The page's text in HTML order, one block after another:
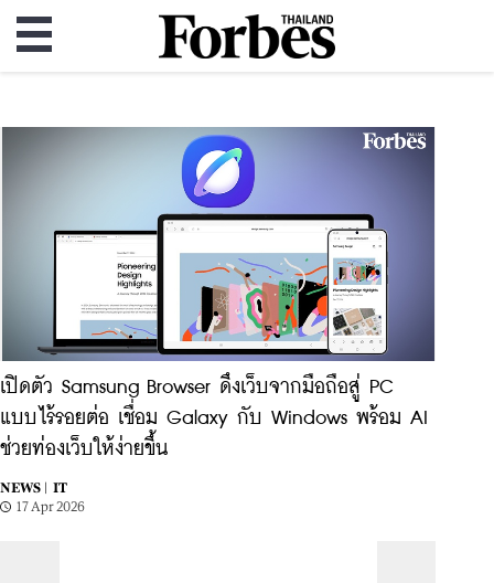
เปิดตัว Samsung Browser ดึงเว็บจากมือถือสู่ PC
แบบไร้รอยต่อ เชื่อม Galaxy กับ Windows พร้อม AI
ช่วยท่องเว็บให้ง่ายขึ้น
NEWS |
IT
17 Apr 2026